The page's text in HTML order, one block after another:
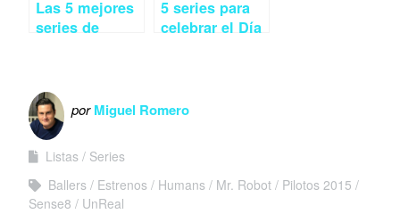
Las 5 mejores
series de
5 series para
celebrar el Día
porMiguel Romero
Listas
Series
Ballers
Estrenos Humans Mr. Robot
Pilotos 2015
Sense8
UnReal